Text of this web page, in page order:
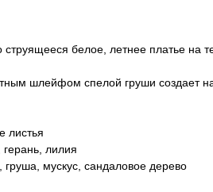
белое, летнее платье на
шлейфом спелой груши создает
листья
герань, лилия
груша, мускус, сандаловое дерево